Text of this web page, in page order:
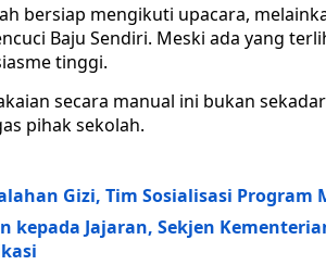
bersiap mengikuti upacara,
Baju Sendiri. Meski ada yang
tinggi.
secara manual ini bukan
pihak sekolah.
Gizi, Tim Sosialisasi
kepada Jajaran, Sekjen